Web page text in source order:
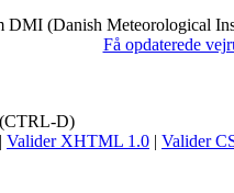
DMI (Danish Meteorological
Få opdaterede
(CTRL-D)
Valider XHTML 1.0 | Valider